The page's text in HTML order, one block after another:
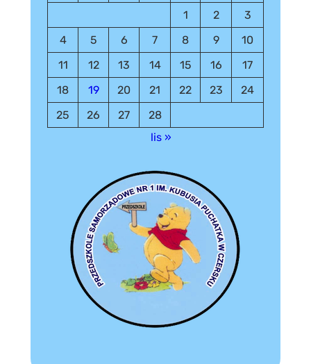
1
2
3
4
5 6 7 8 9
10
11
12 13 14 15 16
17
18
19 20 21 22 23
24
25
26 27
28
lis »